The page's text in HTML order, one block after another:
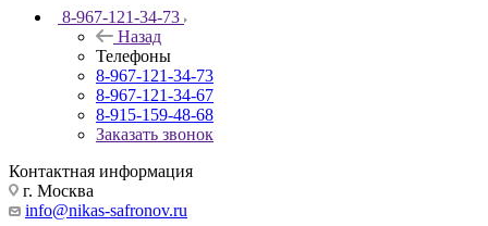
8-967-121-34-73
Назад
Телефоны
8-967-121-34-73
8-967-121-34-67
8-915-159-48-68
Заказать звонок
Контактная информация
г. Москва
info@nikas-safronov.ru